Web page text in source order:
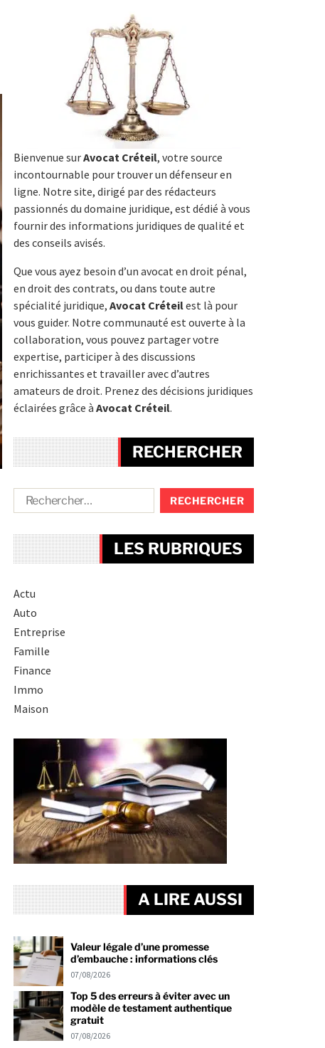
Bienvenue surAvocat Créteil, votre source
incontournable pour trouver un défenseur en
ligne. Notre site, dirigé par des rédacteurs
passionnés du domaine juridique, est dédié à vous
fournir des informations juridiques de qualité et
des conseils avisés.
Que vous ayez besoin d’un avocat en droit pénal,
en droit des contrats, ou dans toute autre
spécialité juridique, Avocat Créteilest là pour
vous guider. Notre communauté est ouverte à la
collaboration, vous pouvez partager votre
expertise, participer à des discussions
enrichissantes et travailler avec d’autres
amateurs de droit. Prenez des décisions juridiques
éclairées grâce à Avocat Créteil.
RECHERCHER
LES RUBRIQUES
Actu
Auto
Entreprise
Famille
Finance
Immo
Maison
A LIRE AUSSI
Valeur légale d’une promesse
d’embauche : informations clés
07/08/2026
Top 5 des erreurs à éviter avec un
modèle de testament authentique
gratuit
07/08/2026